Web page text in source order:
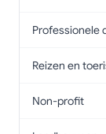
Professionele
Reizen en
Non-profit